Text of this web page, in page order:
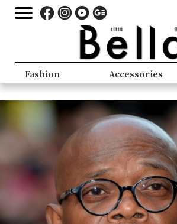
Fashion Accessories